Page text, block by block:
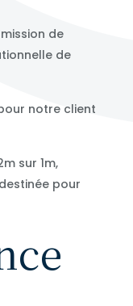
de
de
notre client
sur 1m,
pour